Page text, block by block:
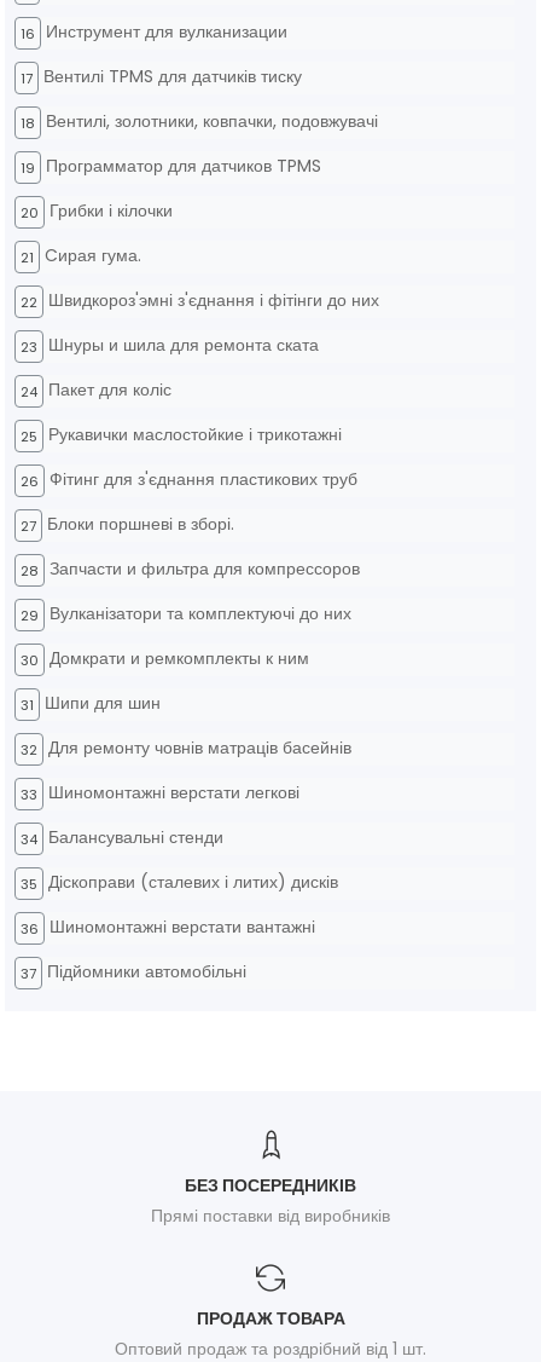
16 Инструмент для вулканизации
17 Вентилі TPMS для датчиків тиску
18 Вентилі, золотники, ковпачки, подовжувачі
19 Программатор для датчиков TPMS
20 Грибки і кілочки
21 Cирая гума.
22 Швидкороз'эмні з'єднання і фітінги до них
23 Шнуры и шила для ремонта ската
24 Пакет для коліс
25 Рукавички маслостойкие і трикотажні
26 Фітинг для з'єднання пластикових труб
27 Блоки поршневі в зборі.
28 Запчасти и фильтра для компрессоров
29 Вулканізатори та комплектуючі до них
30 Домкрати и ремкомплекты к ним
31 Шипи для шин
32 Для ремонту човнів матраців басейнів
33 Шиномонтажні верстати легкові
34 Балансувальні стенди
35 Діскоправи (сталевих і литих) дисків
36 Шиномонтажні верстати вантажні
37 Підйомники автомобільні
БЕЗ ПОСЕРЕДНИКІВ
Прямі поставки від виробників
ПРОДАЖ ТОВАРА
Оптовий продаж та роздрібний від 1 шт.